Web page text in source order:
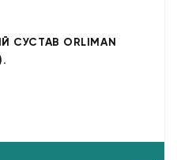
ORLIMAN